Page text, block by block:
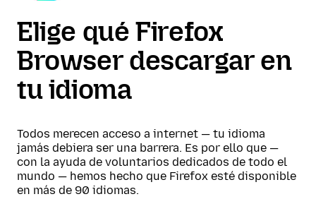
Elige qué Firefox
Browser descargar en
tu idioma
Todos merecen acceso a internet — tu idioma
jamás debiera ser una barrera. Es por ello que —
con la ayuda de voluntarios dedicados de todo el
mundo — hemos hecho que Firefox esté disponible
en más de 90 idiomas.